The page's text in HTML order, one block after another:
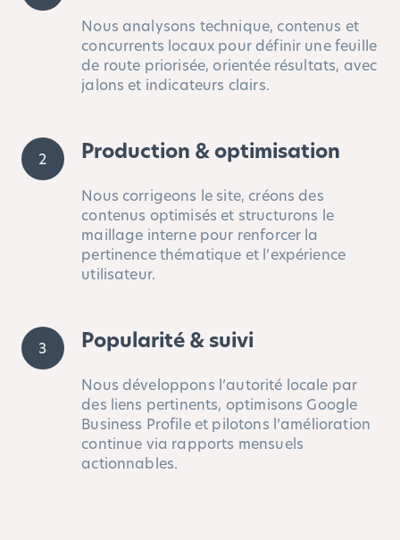
Nous analysons technique, contenus et
concurrents locaux pour définir une feuille
de route priorisée, orientée résultats, avec
jalons et indicateurs clairs.
2 Production & optimisation
Nous corrigeons le site, créons des
contenus optimisés et structurons le
maillage interne pour renforcer la
pertinence thématique et l’expérience
utilisateur.
3 Popularité & suivi
Nous développons l’autorité locale par
des liens pertinents, optimisons Google
Business Profile et pilotons l’amélioration
continue via rapports mensuels
actionnables.